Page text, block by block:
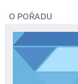
O POŘADU